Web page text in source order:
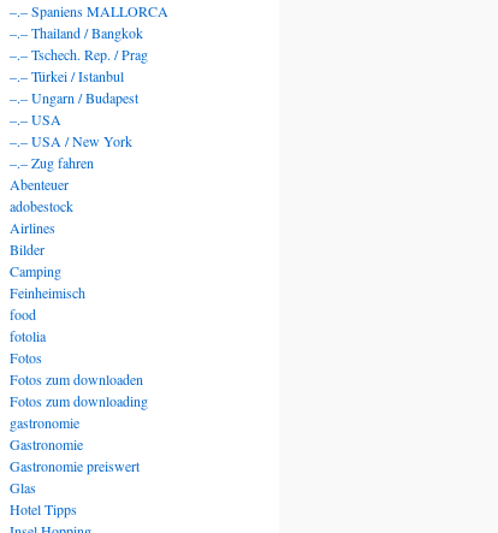
–.– Spaniens MALLORCA
–.– Thailand / Bangkok
–.– Tschech. Rep. / Prag
–.– Türkei / Istanbul
–.– Ungarn / Budapest
–.– USA
–.– USA / New York
–.– Zug fahren
Abenteuer
adobestock
Airlines
Bilder
Camping
Feinheimisch
food
fotolia
Fotos
Fotos zum downloaden
Fotos zum downloading
gastronomie
Gastronomie
Gastronomie preiswert
Glas
Hotel Tipps